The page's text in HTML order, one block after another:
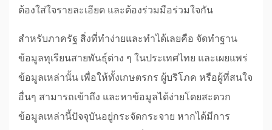
ต้องใส่ใจรายละเอียด และต้องร่วมมือร่วมใจกัน
สำหรับภาครัฐ สิ่งที่ทำง่ายและทำได้เลยคือ จัดทำฐาน
ข้อมูลทุเรียนสายพันธุ์ต่าง ๆ ในประเทศไทย และเผยแพร่
ข้อมูลเหล่านั้น เพื่อให้ทั้งเกษตรกร ผู้บริโภค หรือผู้ที่สนใจ
อื่นๆ สามารถเข้าถึง และหาข้อมูลได้ง่ายโดยสะดวก
ข้อมูลเหล่านี้ปัจจุบันอยู่กระจัดกระจาย หากได้มีการ